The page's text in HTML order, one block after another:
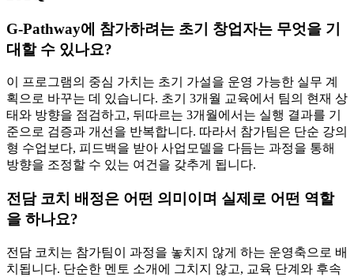
G-Pathway에 참가하려는 초기 창업자는 무엇을 기
대할 수 있나요?
이 프로그램의 중심 가치는 초기 가설을 운영 가능한 실무 계
획으로 바꾸는 데 있습니다. 초기 3개월 교육에서 팀의 현재 상
태와 방향을 점검하고, 뒤따르는 3개월에서는 실행 결과를 기
준으로 검증과 개선을 반복합니다. 따라서 참가팀은 단순 강의
형 수업보다, 피드백을 받아 사업모델을 다듬는 과정을 통해
방향을 조정할 수 있는 여건을 갖추게 됩니다.
전담 코치 배정은 어떤 의미이며 실제로 어떤 역할
을 하나요?
전담 코치는 참가팀이 과정을 놓치지 않게 하는 운영축으로 배
치됩니다. 단순한 멘토 소개에 그치지 않고, 교육 단계와 후속